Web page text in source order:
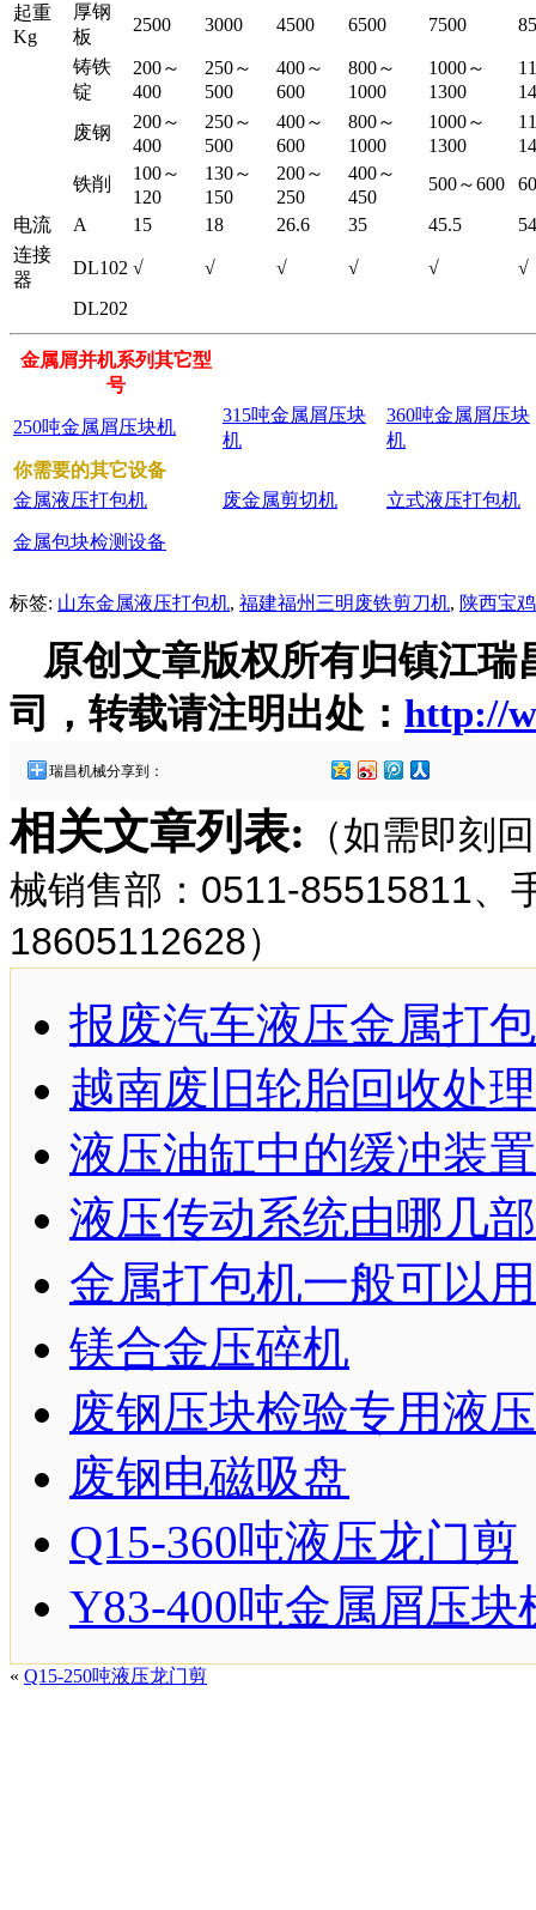
起重
Kg
厚钢
板
2500 3000 4500 6500 7500
铸铁
锭
200～
400
250～
500
400～
600
800～
1000
1000～
1300
废钢
200～
400
250～
500
400～
600
800～
1000
1000～
1300
铁削
100～
120
130～
150
200～
250
400～
450
500～600
电流
A 15 18 26.6 35 45.5
54
连接
器
DL102 √ √ √ √ √
√
DL202
金属屑并机系列其它型
号
250吨金属屑压块机
315吨金属屑压块
机
360吨金属屑压块
机
你需要的其它设备
金属液压打包机
废金属剪切机 立式液压打包机
金属包块检测设备
标签: 山东金属液压打包机, 福建福州三明废铁剪刀机, 陕西宝
原创文章版权所有归镇江瑞
司，转载请注明出处： http://
瑞昌机械分享到：
相关文章列表: （如需即刻
械销售部：0511-85515811、
18605112628）
报废汽车液压金属打
越南废旧轮胎回收处理
液压油缸中的缓冲装置
液压传动系统由哪几
金属打包机一般可以
镁合金压碎机
废钢压块检验专用液
废钢电磁吸盘
Q15-360吨液压龙门剪
Y83-400吨金属屑压块
« Q15-250吨液压龙门剪